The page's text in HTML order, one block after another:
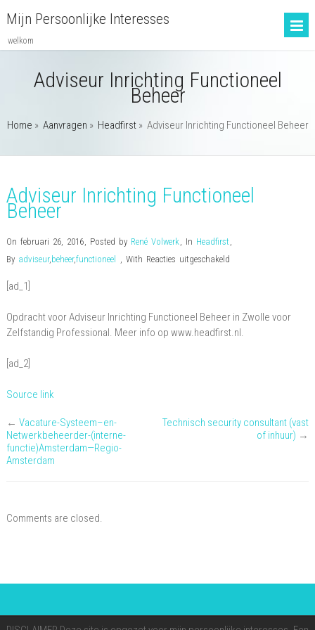
Mijn Persoonlijke Interesses
welkom
Adviseur Inrichting Functioneel
Beheer
Home » Aanvragen » Headfirst» Adviseur Inrichting Functioneel Beheer
Adviseur Inrichting Functioneel
Beheer
On februari 26, 2016, Posted by René Volwerk, In Headfirst ,
By adviseur,beheer,functioneel , With Reacties uitgeschakeldvoor
Functioneel
Beheer
[ad_1]
Opdracht voor Adviseur Inrichting Functioneel Beheer in Zwolle voor
Zelfstandig Professional. Meer info op www.headfirst.nl.
[ad_2]
Source link
← Vacature-Systeem–en-
Netwerkbeheerder-(interne-
functie)Amsterdam—Regio-
Amsterdam
Technisch security consultant (vast
of inhuur) →
Comments are closed.